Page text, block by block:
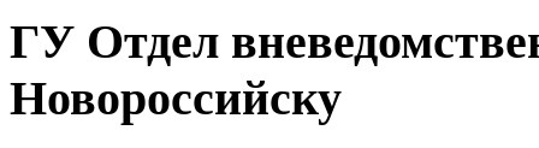
ГУ Отдел
Новороссийску